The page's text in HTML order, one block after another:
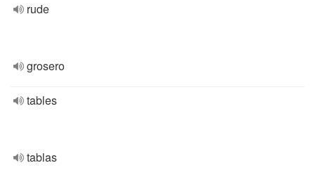
rude
grosero
tables
tablas